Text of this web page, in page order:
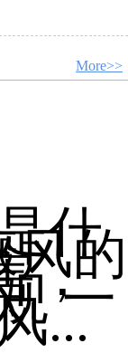
More>>
什
风的
，一
...